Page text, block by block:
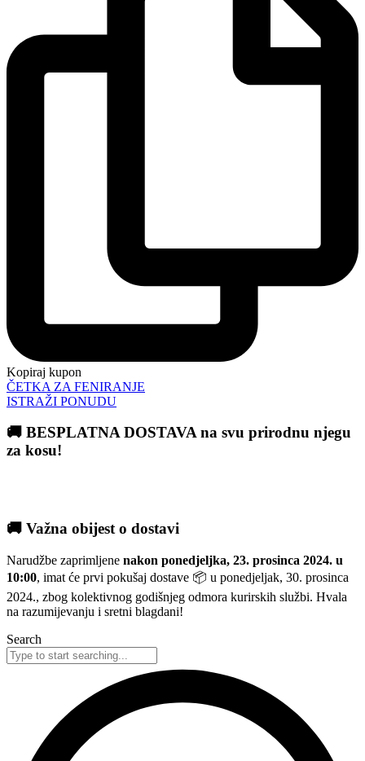
Kopiraj kupon
ČETKA ZA FENIRANJE
ISTRAŽI PONUDU
🚚 BESPLATNA DOSTAVA na svu prirodnu njegu
za kosu!
🚚 Važna obijest o dostavi
Narudžbe zaprimljene nakon ponedjeljka, 23. prosinca 2024. u
10:00, imat će prvi pokušaj dostave 📦 u ponedjeljak, 30. prosinca
2024., zbog kolektivnog godišnjeg odmora kurirskih službi. Hvala
na razumijevanju i sretni blagdani!
Search